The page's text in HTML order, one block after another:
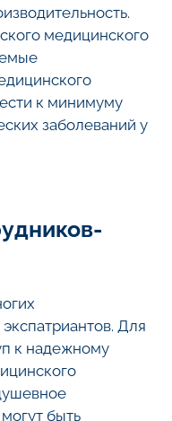
медицинского
к минимуму
заболеваний у
Для
к надежному
быть